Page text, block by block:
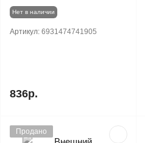
Нет в наличии
Артикул: 6931474741905
836р.
Продано